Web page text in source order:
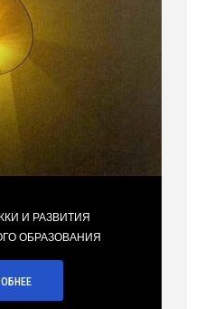
И РАЗВИТИЯ
ОБРАЗОВАНИЯ